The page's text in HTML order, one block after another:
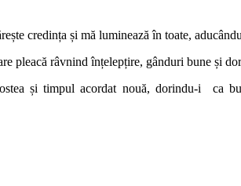
credința și mă luminează în toate,
pleacă râvnind înțelepțire, gânduri bune și
și timpul acordat nouă, dorindu-i ca